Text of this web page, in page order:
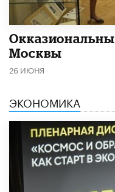
Москвы
26 ИЮНЯ
ЭКОНОМИКА